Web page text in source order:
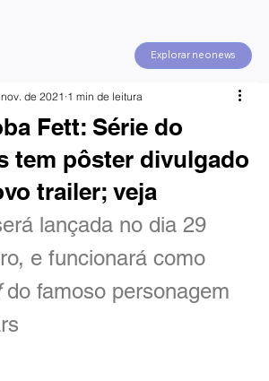
Explorar neonews
Fett: Série do
tem pôster divulgado
trailer; veja
de 2021 1 min de leitura
lançada no dia 29
e funcionará como
do famoso personagem